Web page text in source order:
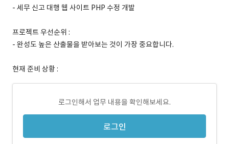
- 세무 신고 대행 웹 사이트 PHP 수정 개발
프로젝트 우선순위 :
- 완성도 높은 산출물을 받아보는 것이 가장 중요합니다.
현재 준비 상황 :
로그인해서 업무 내용을 확인해보세요.
로그인